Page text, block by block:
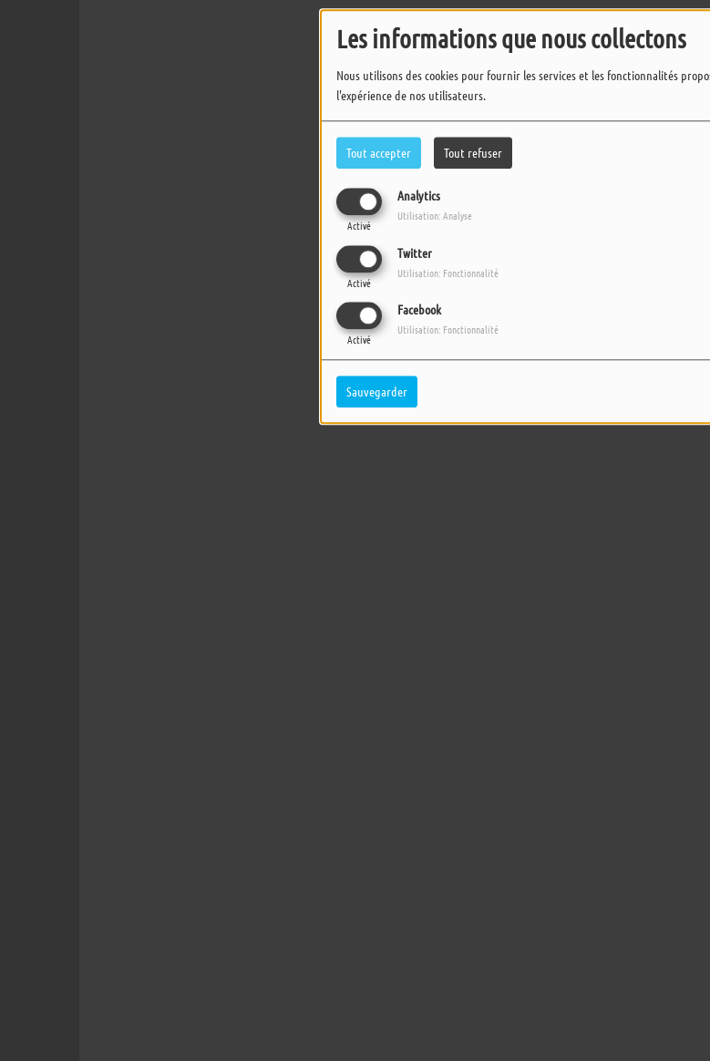
Les informations que nous collectons
Nous utilisons des cookies pour fournir les services et les fonctionnalités
l'expérience de nos utilisateurs.
Tout accepter Tout refuser
Analytics
Activé
Utilisation: Analyse
Twitter
Activé
Utilisation: Fonctionnalité
Facebook
Activé
Utilisation: Fonctionnalité
Sauvegarder